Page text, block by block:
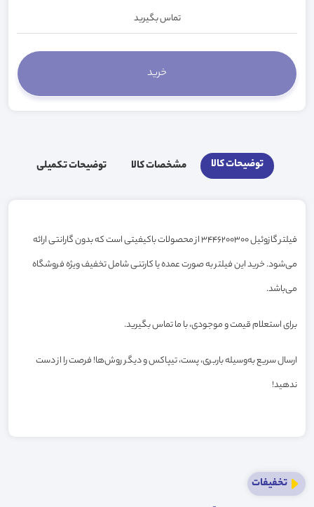
تماس بگیرید
توضیحات کالا مشخصات کالا توضیحات تکمیلی
فیلتر گازوئیل 3446200300 از محصولات باکیفیتی است که بدون گارانتی ارائه
می‌شود. خرید این فیلتر به صورت عمده یا کارتنی شامل تخفیف ویژه فروشگاه
می‌باشد.
برای استعلام قیمت و موجودی، با ما تماس بگیرید.
ارسال سریع به‌وسیله باربری، پست، تیپاکس و دیگر روش‌ها! فرصت را از دست
ندهید!
تخفیفات